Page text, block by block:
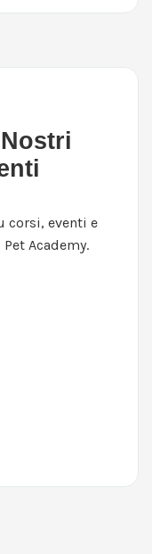
corsi, eventi e
Academy.